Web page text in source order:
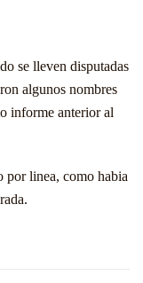
se lleven disputadas
algunos nombres
informe anterior al
por linea, como habia